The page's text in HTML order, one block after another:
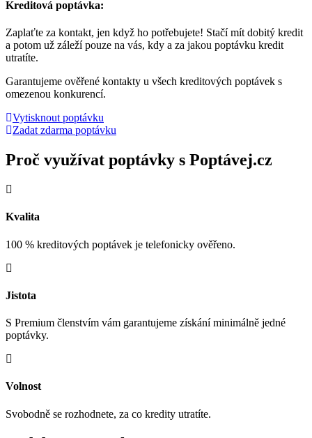
Kreditová poptávka:
Zaplaťte za kontakt, jen když ho potřebujete! Stačí mít dobitý kredit
a potom už záleží pouze na vás, kdy a za jakou poptávku kredit
utratíte.
Garantujeme ověřené kontakty u všech kreditových poptávek s
omezenou konkurencí.
Vytisknout poptávku
Zadat zdarma poptávku
Proč využívat poptávky s Poptávej.cz
Kvalita
100 % kreditových poptávek je telefonicky ověřeno.
Jistota
S Premium členstvím vám garantujeme získání minimálně jedné
poptávky.
Volnost
Svobodně se rozhodnete, za co kredity utratíte.